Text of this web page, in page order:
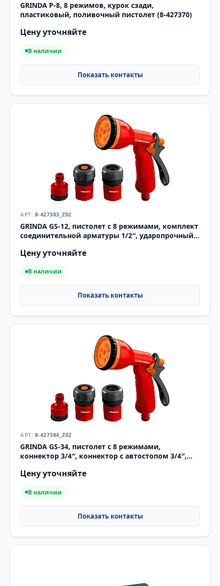
GRINDA P-8, 8 режимов, курок сзади,
пластиковый, поливочный пистолет (8-427370)
Цену уточняйте
В наличии
8-427383_Z02
GRINDA GS-12, пистолет с 8 режимами, комплект
соединительной арматуры 1/2″, ударопрочный
Цену уточняйте
В наличии
8-427384_Z02
GRINDA GS-34, пистолет с 8 режимами,
коннектор 3/4″, коннектор с автостопом 3/4″,
Цену уточняйте
В наличии